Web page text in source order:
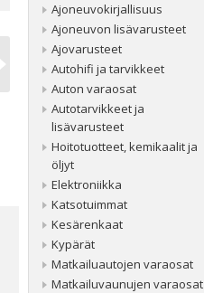
Ajoneuvokirjallisuus
Ajoneuvon lisävarusteet
Ajovarusteet
Autohifi ja tarvikkeet
Auton varaosat
Autotarvikkeet ja
lisävarusteet
Hoitotuotteet, kemikaalit ja
öljyt
Elektroniikka
Katsotuimmat
Kesärenkaat
Kypärät
Matkailuautojen varaosat
Matkailuvaunujen varaosat